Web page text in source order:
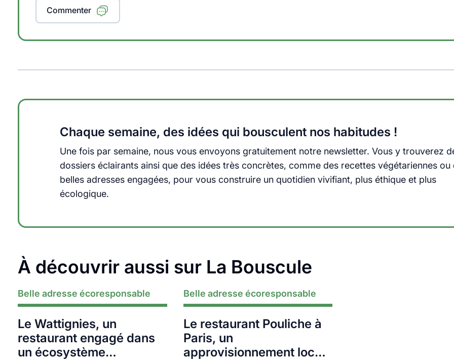
Commenter
Chaque semaine, des idées qui bousculent nos habitudes !
Une fois par semaine, nous vous envoyons gratuitement notre newsletter. Vous y trouverez
dossiers éclairants ainsi que des idées très concrètes, comme des recettes végétariennes ou
belles adresses engagées, pour vous construire un quotidien vivifiant, plus éthique et plus
écologique.
À découvrir aussi sur La Bouscule
Belle adresse écoresponsable
Le Wattignies, un
restaurant engagé dans
un écosystème
Lire plus Belle adresse écoresponsable
Le restaurant Pouliche à
Paris, un
approvisionnement local
Lire plus